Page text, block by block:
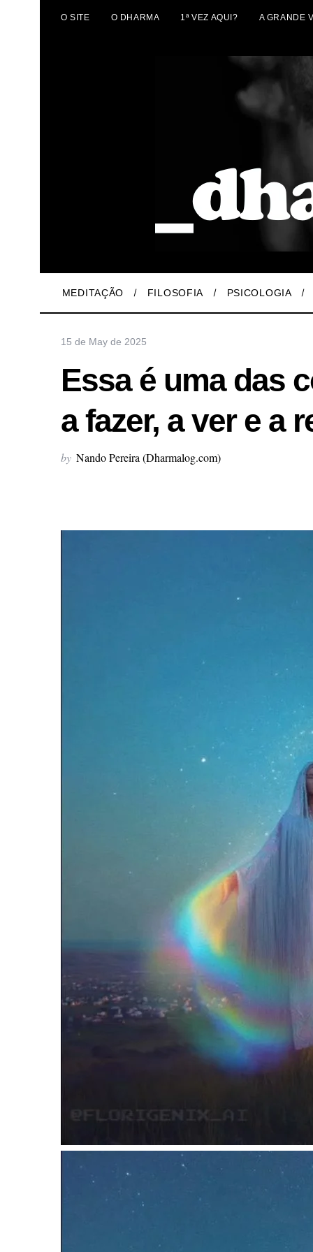
O SITE O DHARMA 1ª VEZ AQUI? A GRANDE
MEDITAÇÃO FILOSOFIA PSICOLOGIA
15 de May de 2025
Essa é uma das
a fazer, a ver e a
by Nando Pereira (Dharmalog.com)